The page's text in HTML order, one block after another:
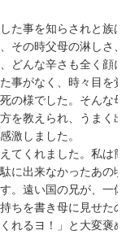
た事を知らされと族
その時父母の淋しさ
どんな辛さも全く顔
事がなく、時々目を
の様でした。そんな
を教えられ、うまく
激しました。
てくれました。私は
に出来なかったあの
。遠い国の兄が、一
ちを書き母に見せた
れるヨ！」と大変褒